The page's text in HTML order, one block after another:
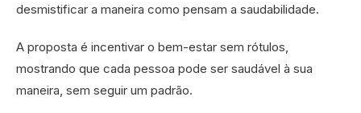
desmistificar a maneira como pensam a saudabilidade.
A proposta é incentivar o bem-estar sem rótulos,
mostrando que cada pessoa pode ser saudável à sua
maneira, sem seguir um padrão.